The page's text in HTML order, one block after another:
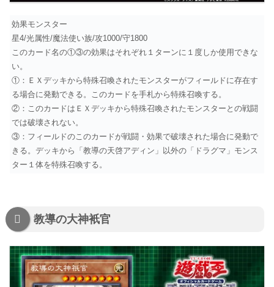
効果モンスター
星4/光属性/魔法使い族/攻1000/守1800
このカード名の①③の効果はそれぞれ１ターンに１度しか使用できな
い。
①：ＥＸデッキから特殊召喚されたモンスターがフィールドに存在す
る場合に発動できる。このカードを手札から特殊召喚する。
②：このカードはＥＸデッキから特殊召喚されたモンスターとの戦闘
では破壊されない。
③：フィールドのこのカードが戦闘・効果で破壊された場合に発動で
きる。デッキから「教導の天啓アディン」以外の「ドラグマ」モンス
ター１体を特殊召喚する。
教導の大神衹官